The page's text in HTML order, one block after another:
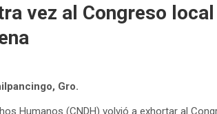
vez al Congreso
Gro.
Humanos (CNDH) volvió a exhortar al